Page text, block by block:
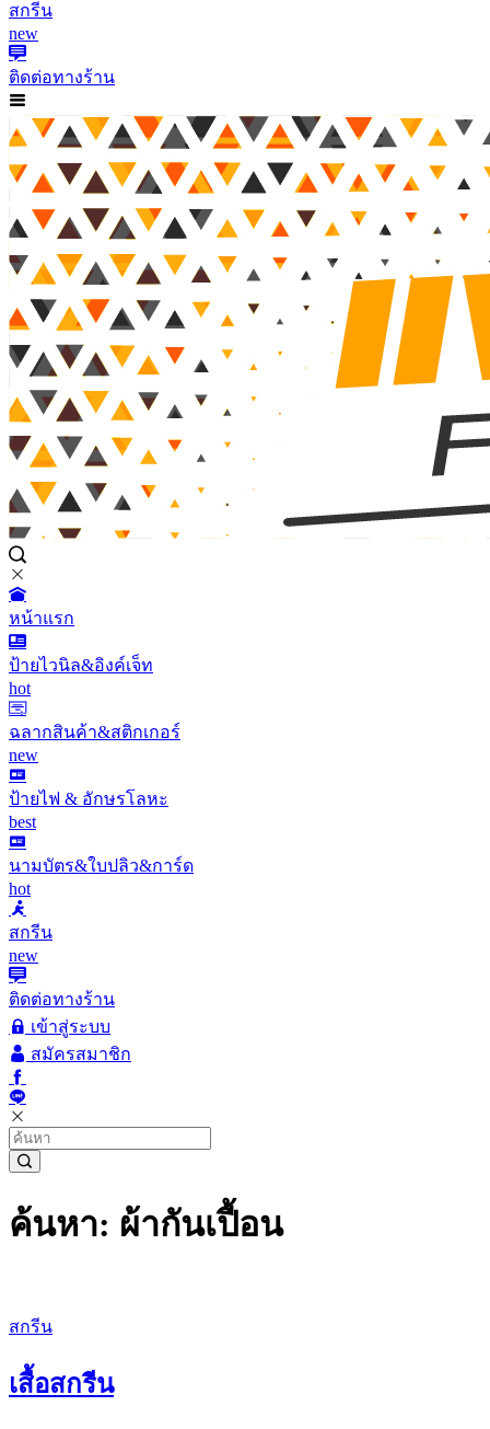
สกรีน
new
ติดต่อทางร้าน
หน้าแรก
ป้ายไวนิล&อิงค์เจ็ท
hot
ฉลากสินค้า&สติกเกอร์
new
ป้ายไฟ & อักษรโลหะ
best
นามบัตร&ใบปลิว&การ์ด
hot
สกรีน
new
ติดต่อทางร้าน
เข้าสู่ระบบ
สมัครสมาชิก
ค้นหา: ผ้ากันเปื้อน
สกรีน
เสื้อสกรีน